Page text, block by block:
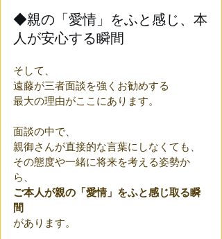
◆親の「愛情」をふと感じ、本
人が安心する瞬間
そして、
遠藤が三者面談を強くお勧めする
最大の理由がここにあります。
面談の中で、
親御さんが直接的な言葉にしなくても、
その態度や一緒に将来を考える姿勢か
ら、
ご本人が親の「愛情」をふと感じ取る瞬
間
があります。